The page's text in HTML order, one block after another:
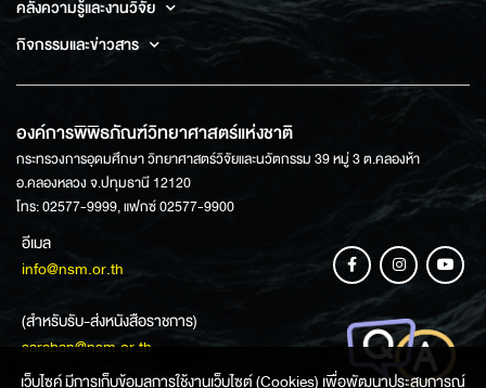
คลังความรู้และงานวิจัย
กิจกรรมและข่าวสาร
องค์การพิพิธภัณฑ์วิทยาศาสตร์แห่งชาติ
กระทรวงการอุดมศึกษา วิทยาศาสตร์วิจัยและนวัตกรรม 39 หมู่ 3 ต.คลองห้า
อ.คลองหลวง จ.ปทุมธานี 12120
โทร: 02577-9999, แฟกซ์ 02577-9900
อีเมล
info@nsm.or.th
(สำหรับรับ-ส่งหนังสือราชการ)
saraban@nsm.or.th
เว็บไซค์ มีการเก็บข้อมูลการใช้งานเว็บไซต์ (Cookies) เพื่อพัฒนาประสบการณ์